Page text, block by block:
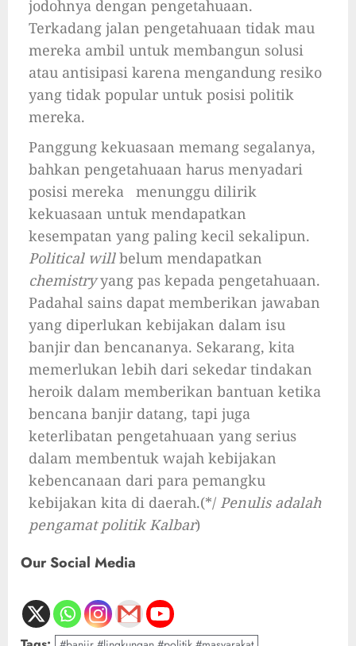
jodohnya dengan pengetahuaan.
Terkadang jalan pengetahuaan tidak mau
mereka ambil untuk membangun solusi
atau antisipasi karena mengandung resiko
yang tidak popular untuk posisi politik
mereka.
Panggung kekuasaan memang segalanya,
bahkan pengetahuaan harus menyadari
posisi mereka menunggu dilirik
kekuasaan untuk mendapatkan
kesempatan yang paling kecil sekalipun.
Political willbelum mendapatkan
chemistryyang pas kepada pengetahuaan.
Padahal sains dapat memberikan jawaban
yang diperlukan kebijakan dalam isu
banjir dan bencananya. Sekarang, kita
memerlukan lebih dari sekedar tindakan
heroik dalam memberikan bantuan ketika
bencana banjir datang, tapi juga
keterlibatan pengetahuaan yang serius
dalam membentuk wajah kebijakan
kebencanaan dari para pemangku
kebijakan kita di daerah.(*/ Penulis adalah
pengamat politik Kalbar)
Our Social Media